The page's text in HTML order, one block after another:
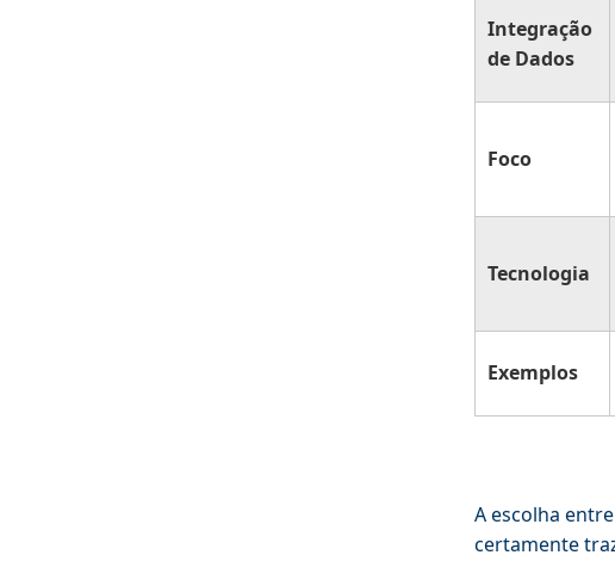
Integração
de Dados
Foco
Tecnologia
Exemplos
A escolha
certamente